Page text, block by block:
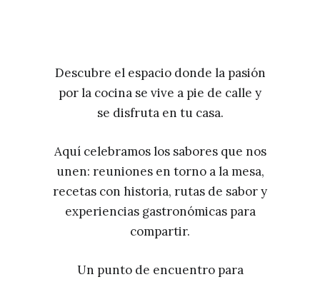
Descubre el espacio donde la pasión
por la cocina se vive a pie de calle y
se disfruta en tu casa.
Aquí celebramos los sabores que nos
unen: reuniones en torno a la mesa,
recetas con historia, rutas de sabor y
experiencias gastronómicas para
compartir.
Un punto de encuentro para